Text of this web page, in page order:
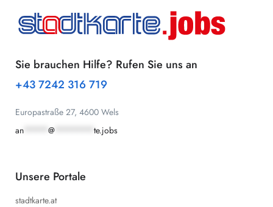
Sie brauchen Hilfe? Rufen Sie uns an
+43 7242 316 719
Europastraße 27, 4600 Wels
an
@ te.jobs
Unsere Portale
stadtkarte.at